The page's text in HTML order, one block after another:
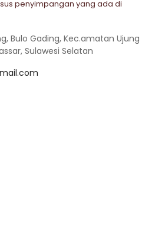
penyimpangan yang ada di
Bulo Gading, Kec.amatan Ujung
Sulawesi Selatan